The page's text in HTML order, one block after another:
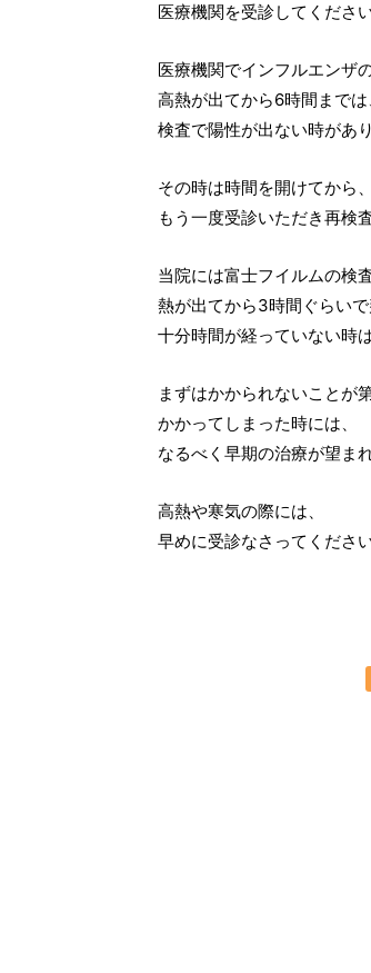
医療機関を受診してください
医療機関でインフルエンザ
高熱が出てから6時間までは
検査で陽性が出ない時があり
その時は時間を開けてから、
もう一度受診いただき再検
当院には富士フイルムの検
熱が出てから3時間ぐらいで
十分時間が経っていない時
まずはかかられないことが
かかってしまった時には、
なるべく早期の治療が望ま
高熱や寒気の際には、
早めに受診なさってください